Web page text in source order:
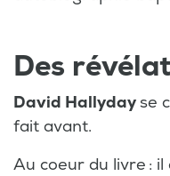
Des
David Hallydayse
fait avant.
Au coeur du livre :